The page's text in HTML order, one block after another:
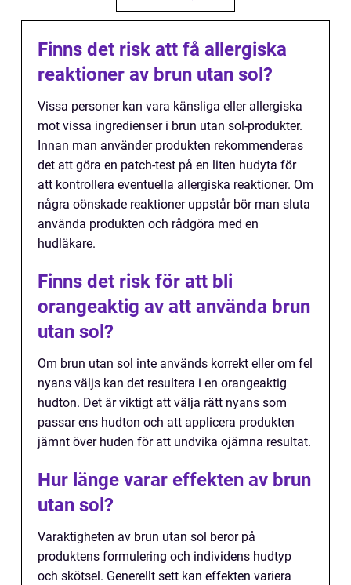
Finns det risk att få allergiska
reaktioner av brun utan sol?
Vissa personer kan vara känsliga eller allergiska
mot vissa ingredienser i brun utan sol-produkter.
Innan man använder produkten rekommenderas
det att göra en patch-test på en liten hudyta för
att kontrollera eventuella allergiska reaktioner. Om
några oönskade reaktioner uppstår bör man sluta
använda produkten och rådgöra med en
hudläkare.
Finns det risk för att bli
orangeaktig av att använda brun
utan sol?
Om brun utan sol inte används korrekt eller om fel
nyans väljs kan det resultera i en orangeaktig
hudton. Det är viktigt att välja rätt nyans som
passar ens hudton och att applicera produkten
jämnt över huden för att undvika ojämna resultat.
Hur länge varar effekten av brun
utan sol?
Varaktigheten av brun utan sol beror på
produktens formulering och individens hudtyp
och skötsel. Generellt sett kan effekten variera